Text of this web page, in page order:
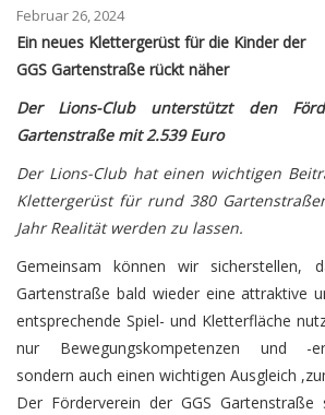
Februar 26, 2024
Ein neues Klettergerüst für die Kinder der
GGS Gartenstraße rückt näher
Der Lions-Club unterstützt den
Gartenstraße mit 2.539 Euro
Der Lions-Club hat einen wichtigen
Klettergerüst für rund 380
Jahr Realität werden zu lassen.
Gemeinsam können wir sicherstellen,
Gartenstraße bald wieder eine attraktive
entsprechende Spiel- und Kletterfläche
nur Bewegungskompetenzen und -
sondern auch einen wichtigen Ausgleich
Der Förderverein der GGS